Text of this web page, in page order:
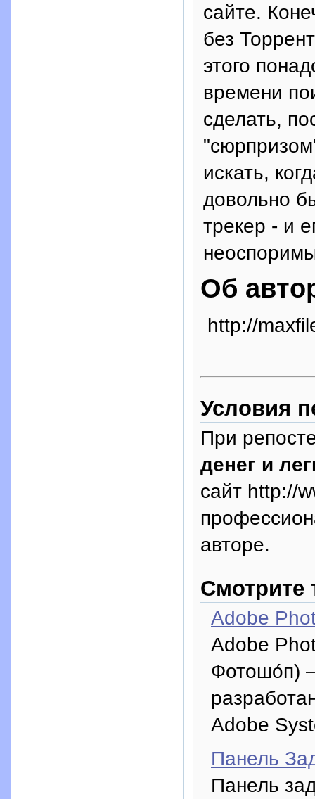
сайте.
без
этого
времени
сделать,
искать,
довольно
трекер - и
Об
http://
Условия
При
денег и
сайт http://
авторе.
Смотрите
Adobe
Adobe
Фотошо́п)
Adobe
Панель
Панель